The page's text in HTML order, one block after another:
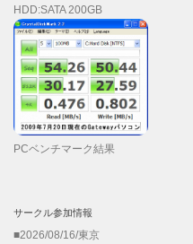
HDD:SATA 200GB
PCベンチマーク結果
サークル参加情報
■2026/08/16/東京